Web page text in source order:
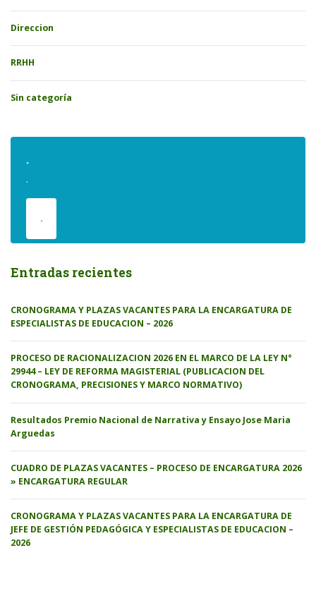
Direccion
RRHH
Sin categoría
.
.
.
Entradas recientes
CRONOGRAMA Y PLAZAS VACANTES PARA LA ENCARGATURA DE
ESPECIALISTAS DE EDUCACION – 2026
PROCESO DE RACIONALIZACION 2026 EN EL MARCO DE LA LEY N°
29944 – LEY DE REFORMA MAGISTERIAL (PUBLICACION DEL
CRONOGRAMA, PRECISIONES Y MARCO NORMATIVO)
Resultados Premio Nacional de Narrativa y Ensayo Jose Maria
Arguedas
CUADRO DE PLAZAS VACANTES – PROCESO DE ENCARGATURA 2026
» ENCARGATURA REGULAR
CRONOGRAMA Y PLAZAS VACANTES PARA LA ENCARGATURA DE
JEFE DE GESTIÓN PEDAGÓGICA Y ESPECIALISTAS DE EDUCACION –
2026